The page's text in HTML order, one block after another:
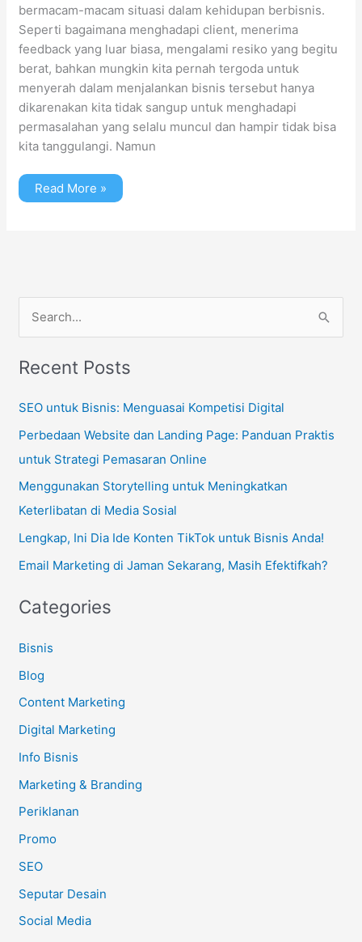
bermacam-macam situasi dalam kehidupan berbisnis.
Seperti bagaimana menghadapi client, menerima
feedback yang luar biasa, mengalami resiko yang begitu
berat, bahkan mungkin kita pernah tergoda untuk
menyerah dalam menjalankan bisnis tersebut hanya
dikarenakan kita tidak sangup untuk menghadapi
permasalahan yang selalu muncul dan hampir tidak bisa
kita tanggulangi. Namun
Read More »
a
c
h
f
o
r
:
Recent Posts
SEO untuk Bisnis: Menguasai Kompetisi Digital
Perbedaan Website dan Landing Page: Panduan Praktis
untuk Strategi Pemasaran Online
Menggunakan Storytelling untuk Meningkatkan
Keterlibatan di Media Sosial
Lengkap, Ini Dia Ide Konten TikTok untuk Bisnis Anda!
Email Marketing di Jaman Sekarang, Masih Efektifkah?
Categories
Bisnis
Blog
Content Marketing
Digital Marketing
Info Bisnis
Marketing & Branding
Periklanan
Promo
SEO
Seputar Desain
Social Media